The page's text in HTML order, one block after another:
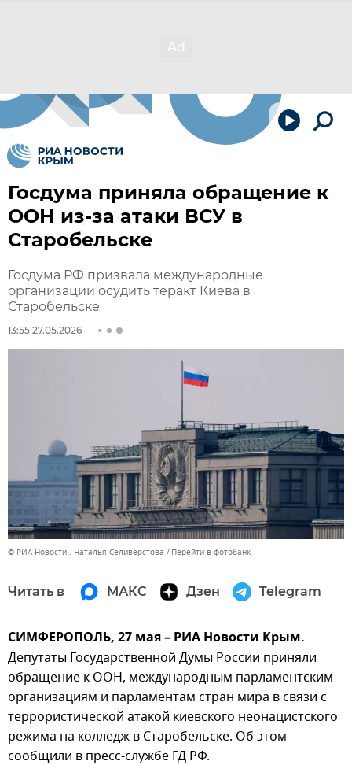
Госдума приняла обращение к
ООН из-за атаки ВСУ в
Старобельске
Госдума РФ призвала международные
организации осудить теракт Киева в
Старобельске
13:55 27.05.2026
© РИА Новости . Наталья Селиверстова Перейти в фотобанк
Читать в МАКС Дзен Telegram
СИМФЕРОПОЛЬ, 27 мая – РИА Новости Крым.
Депутаты Государственной Думы России приняли
обращение к ООН, международным парламентским
организациям и парламентам стран мира в связи с
террористической атакой киевского неонацистского
режима на колледж в Старобельске. Об этом
сообщили в пресс-службе ГД РФ.